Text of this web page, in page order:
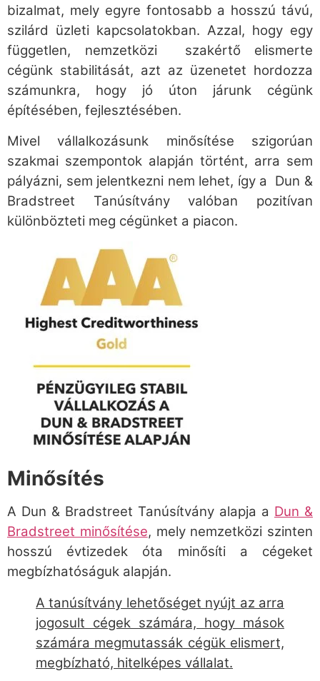
bizalmat, mely egyre fontosabb a hosszú távú,
szilárd üzleti kapcsolatokban. Azzal, hogy egy
független, nemzetközi szakértő elismerte
cégünk stabilitását, azt az üzenetet hordozza
számunkra, hogy jó úton járunk cégünk
építésében, fejlesztésében.
Mivel vállalkozásunk minősítése szigorúan
szakmai szempontok alapján történt, arra sem
pályázni, sem jelentkezni nem lehet, így a Dun &
Bradstreet Tanúsítvány valóban pozitívan
különbözteti meg cégünket a piacon.
Minősítés
A Dun & Bradstreet Tanúsítvány alapja a Dun &
Bradstreet minősítése, mely nemzetközi szinten
hosszú évtizedek óta minősíti a cégeket
megbízhatóságuk alapján.
A tanúsítvány lehetőséget nyújt az arra
jogosult cégek számára, hogy mások
számára megmutassák cégük elismert,
megbízható, hitelképes vállalat.